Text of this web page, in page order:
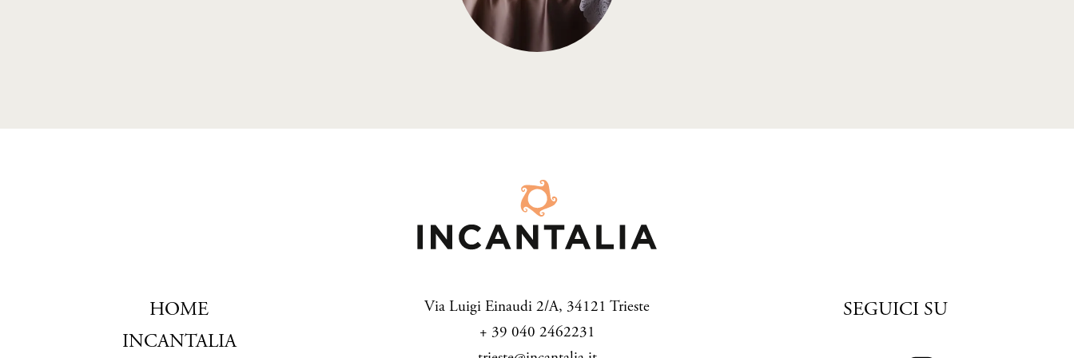
Via Luigi Einaudi 2/A, 34121 Trieste
+ 39 040 2462231
Navigazione
principale
HOME
INCANTALIA
SEGUICI SU